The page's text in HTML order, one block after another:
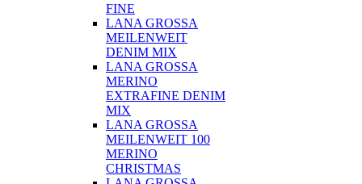
FINE
LANA GROSSA
MEILENWEIT
DENIM MIX
LANA GROSSA
MERINO
EXTRAFINE DENIM
MIX
LANA GROSSA
MEILENWEIT 100
MERINO
CHRISTMAS